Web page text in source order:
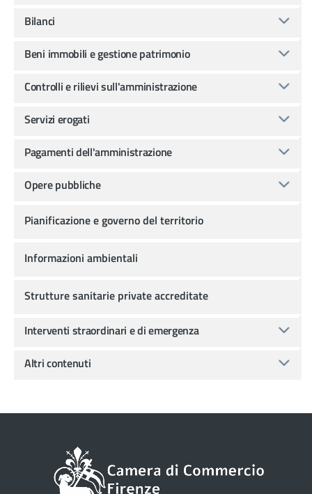
Bilanci
Beni immobili e gestione patrimonio
Controlli e rilievi sull'amministrazione
Servizi erogati
Pagamenti dell'amministrazione
Opere pubbliche
Pianificazione e governo del territorio
Informazioni ambientali
Strutture sanitarie private accreditate
Interventi straordinari e di emergenza
Altri contenuti